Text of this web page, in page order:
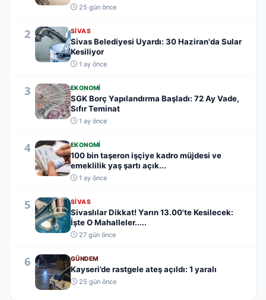
25 gün önce
2 SIVAS
Sivas Belediyesi Uyardı: 30 Haziran'da Sular
Kesiliyor
1 ay önce
3 EKONOMI
SGK Borç Yapılandırma Başladı: 72 Ay Vade,
Sıfır Teminat
1 ay önce
4 EKONOMI
100 bin taşeron işçiye kadro müjdesi ve
emeklilik yaş şartı açık...
1 ay önce
5 SIVAS
Sivaslılar Dikkat! Yarın 13.00'te Kesilecek:
İşte O Mahalleler.....
27 gün önce
6 GÜNDEM
Kayseri’de rastgele ateş açıldı: 1 yaralı
25 gün önce